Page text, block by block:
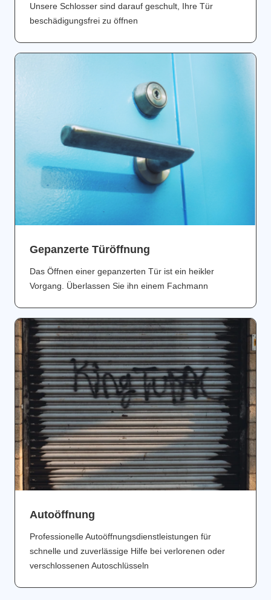
Unsere Schlosser sind darauf geschult, Ihre Tür
beschädigungsfrei zu öffnen
Gepanzerte Türöffnung
Das Öffnen einer gepanzerten Tür ist ein heikler
Vorgang. Überlassen Sie ihn einem Fachmann
Аutoöffnung
Professionelle Autoöffnungsdienstleistungen für
schnelle und zuverlässige Hilfe bei verlorenen oder
verschlossenen Autoschlüsseln